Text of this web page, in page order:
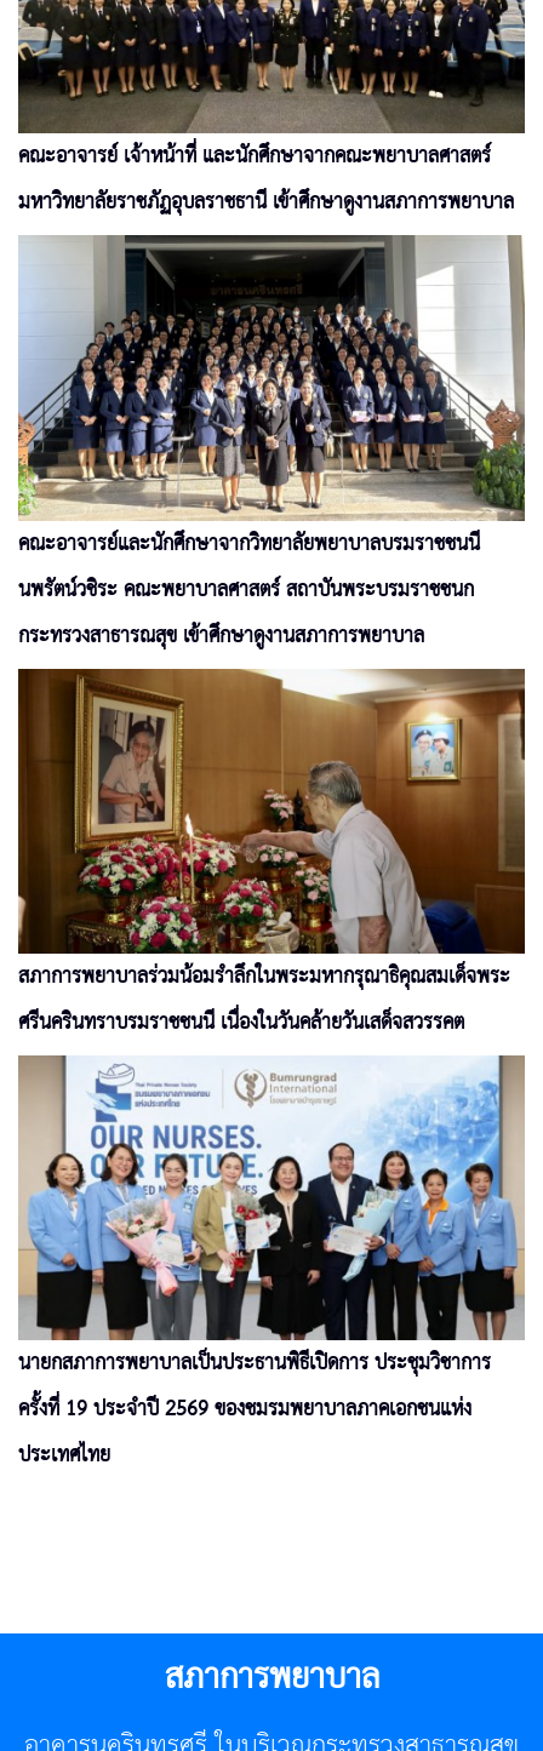
คณะอาจารย์ เจ้าหน้าที่ และนักศึกษาจากคณะพยาบาลศาสตร์
มหาวิทยาลัยราชภัฏอุบลราชธานี เข้าศึกษาดูงานสภาการพยาบาล
คณะอาจารย์และนักศึกษาจากวิทยาลัยพยาบาลบรมราชชนนี
นพรัตน์วชิระ คณะพยาบาลศาสตร์ สถาบันพระบรมราชชนก
กระทรวงสาธารณสุข เข้าศึกษาดูงานสภาการพยาบาล
สภาการพยาบาลร่วมน้อมรำลึกในพระมหากรุณาธิคุณสมเด็จพระ
ศรีนครินทราบรมราชชนนี เนื่องในวันคล้ายวันเสด็จสวรรคต
นายกสภาการพยาบาลเป็นประธานพิธีเปิดการ ประชุมวิชาการ
ครั้งที่ 19 ประจำปี 2569 ของชมรมพยาบาลภาคเอกชนแห่ง
ประเทศไทย
สภาการพยาบาล